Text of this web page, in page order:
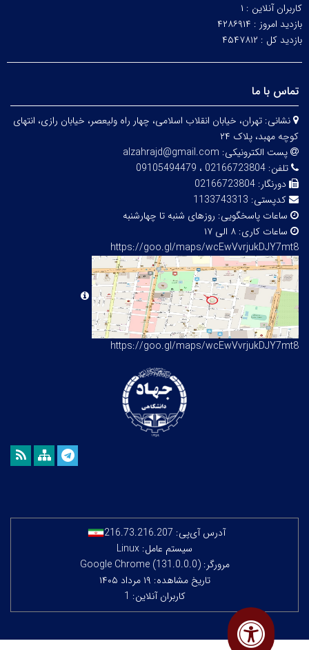
کاربران آنلاین : ۱
بازدید امروز : ۴۲۸۶۹۱۴
بازدید کل : ۴۵۴۷۸۱۲
تماس با ما
نشانی: تهران، خیابان انقلاب اسلامی، چهار راه ولیعصر، خیابان رازی، انتهای
کوچه مهبد، پلاک ۲۴
پست الکترونیکی: alzahrajd@gmail.com
تلفن: 02166723804 ، 09105494479
دورنگار: 02166723804
کدپستی: 1133743313
ساعات پاسخگویی: روزهای شنبه تا چهارشنبه
ساعات کاری: ۸ الی ۱۷
https://goo.gl/maps/wcEwVvrjukDJY7mt8
https://goo.gl/maps/wcEwVvrjukDJY7mt8
آدرس آی‌پی: 216.73.216.207
سیستم عامل: Linux
مرورگر: Google Chrome (131.0.0.0)
تاریخ مشاهده: ۱۹ مرداد ۱۴۰۵
کاربران آنلاین: 1